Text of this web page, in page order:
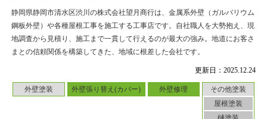
更新日：2025.12.24
外壁塗装 外壁張り替え(カバー) 外壁修理
その他塗装
屋根塗装
静岡県静岡市清水区渋川の株式会社望月商行は、金属系外壁（ガルバリウム
鋼板外壁）や各種屋根工事を施工する工事店です。自社職人を大勢抱え、現
地調査から見積り、施工まで一貫して行えるのが最大の強み。地道にお客さ
まとの信頼関係を構築してきた、地域に根差した会社です。